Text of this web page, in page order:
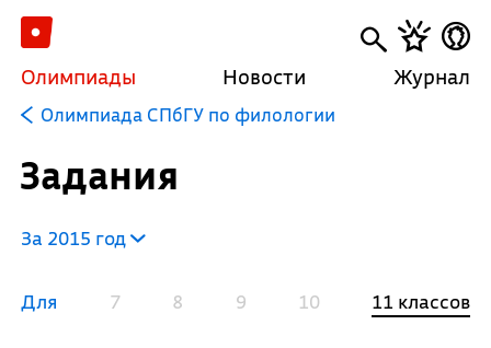
Олимпиады Новости Журнал
Олимпиада СПбГУ по филологии
Задания
За 2015 год
Для 7 8 9 10 11 классов